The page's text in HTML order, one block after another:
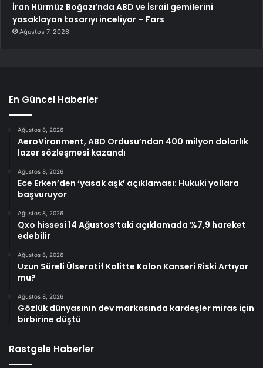
İran Hürmüz Boğazı’nda ABD ve İsrail gemilerini
yasaklayan tasarıyı inceliyor – Fars
Ağustos 7, 2026
En Güncel Haberler
Ağustos 8, 2026
AeroVironment, ABD Ordusu’ndan 400 milyon dolarlık
lazer sözleşmesi kazandı
Ağustos 8, 2026
Ece Erken’den ‘yasak aşk’ açıklaması: Hukuki yollara
başvuruyor
Ağustos 8, 2026
Qxo hissesi 14 Ağustos’taki açıklamada %7,9 hareket
edebilir
Ağustos 8, 2026
Uzun Süreli Ülseratif Kolitte Kolon Kanseri Riski Artıyor
mu?
Ağustos 8, 2026
Gözlük dünyasının dev markasında kardeşler miras için
birbirine düştü
Rastgele Haberler